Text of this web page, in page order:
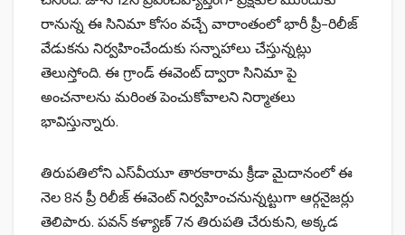
రానున్న ఈ సినిమా కోసం వచ్చే వారాంతంలో భారీ ప్రీ-రిలీజ్
వేడుకను నిర్వహించేందుకు సన్నాహాలు చేస్తున్నట్లు
తెలుస్తోంది. ఈ గ్రాండ్ ఈవెంట్ ద్వారా సినిమా పై
అంచనాలను మరింత పెంచుకోవాలని నిర్మాతలు
భావిస్తున్నారు.
తిరుపతిలోని ఎస్‌వీయూ తారకారామ క్రీడా మైదానంలో ఈ
నెల 8న ప్రీ రిలీజ్ ఈవెంట్ నిర్వహించనున్నట్టుగా ఆర్గనైజర్లు
తెలిపారు. పవన్ కళ్యాణ్ 7న తిరుపతి చేరుకుని, అక్కడ